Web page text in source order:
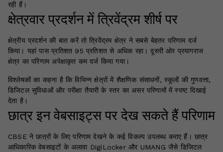
रही हैं।
क्षेत्रवार प्रदर्शन में त्रिवेंद्रम शीर्ष पर
क्षेत्रीय प्रदर्शन की बात करें तो त्रिवेंद्रम क्षेत्र ने सबसे बेहतर परिणाम दर्ज
किया। यहां पास प्रतिशत 95 प्रतिशत से अधिक रहा। दूसरी ओर प्रयागराज
क्षेत्र का परिणाम अपेक्षाकृत कम दर्ज किया गया।
विश्लेषकों का कहना है कि विभिन्न क्षेत्रों में शैक्षणिक संसाधनों, स्कूलों की गुणवत्ता,
डिजिटल सुविधाओं और परीक्षा तैयारी के स्तर का असर परिणामों में स्पष्ट दिखाई
देता है।
छात्र इन वेबसाइट्स पर देख सकते हैं परिणाम
CBSE ने छात्रों के लिए परिणाम देखने के कई विकल्प उपलब्ध कराए हैं। छात्र
आधिकारिक वेबसाइटों के अलावा DigiLocker और UMANG जैसे डिजिटल